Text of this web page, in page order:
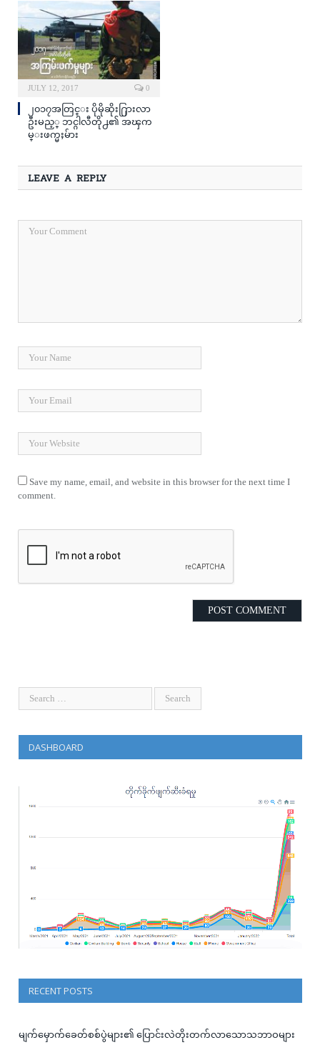
JULY 12, 2017 0
၂၀၁၇အတြင္း ပိုမိုဆိုး႐ြားလာ
ဦးမည့္ ဘင္ဂါလီတို႕၏ အၾက
မ္းဖက္မႈမ်ား
LEAVE A REPLY
Save my name, email, and website in this browser for the next time I
comment.
DASHBOARD
RECENT POSTS
မျက်မှောက်ခေတ်စစ်ပွဲများ၏ ပြောင်းလဲတိုးတက်လာသောသဘာဝများ